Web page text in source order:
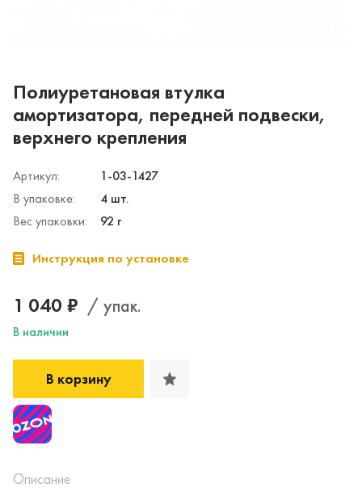
Полиуретановая втулка
амортизатора, передней подвески,
верхнего крепления
Артикул:
1-03-1427
В упаковке:
4 шт.
Вес упаковки:
92 г
Инструкция по установке
1 040 ₽ / упак.
В наличии
В корзину
Описание